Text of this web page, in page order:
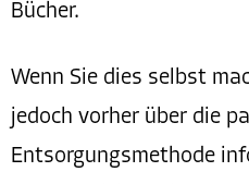
Bücher.
Wenn Sie dies selbst
jedoch vorher über die
Entsorgungsmethode